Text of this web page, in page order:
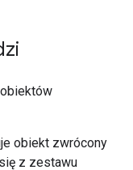
obiekt zwrócony
z zestawu